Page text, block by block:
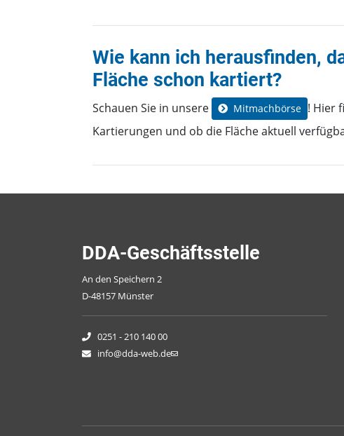
Wie kann ich herausfinden,
Fläche schon kartiert?
Schauen Sie in unsere Mitmachbörse ! Hier
Kartierungen und ob die Fläche aktuell
DDA-Geschäftsstelle
An den Speichern 2
D-48157 Münster
0251 - 210 140 00
info@dda-web.de